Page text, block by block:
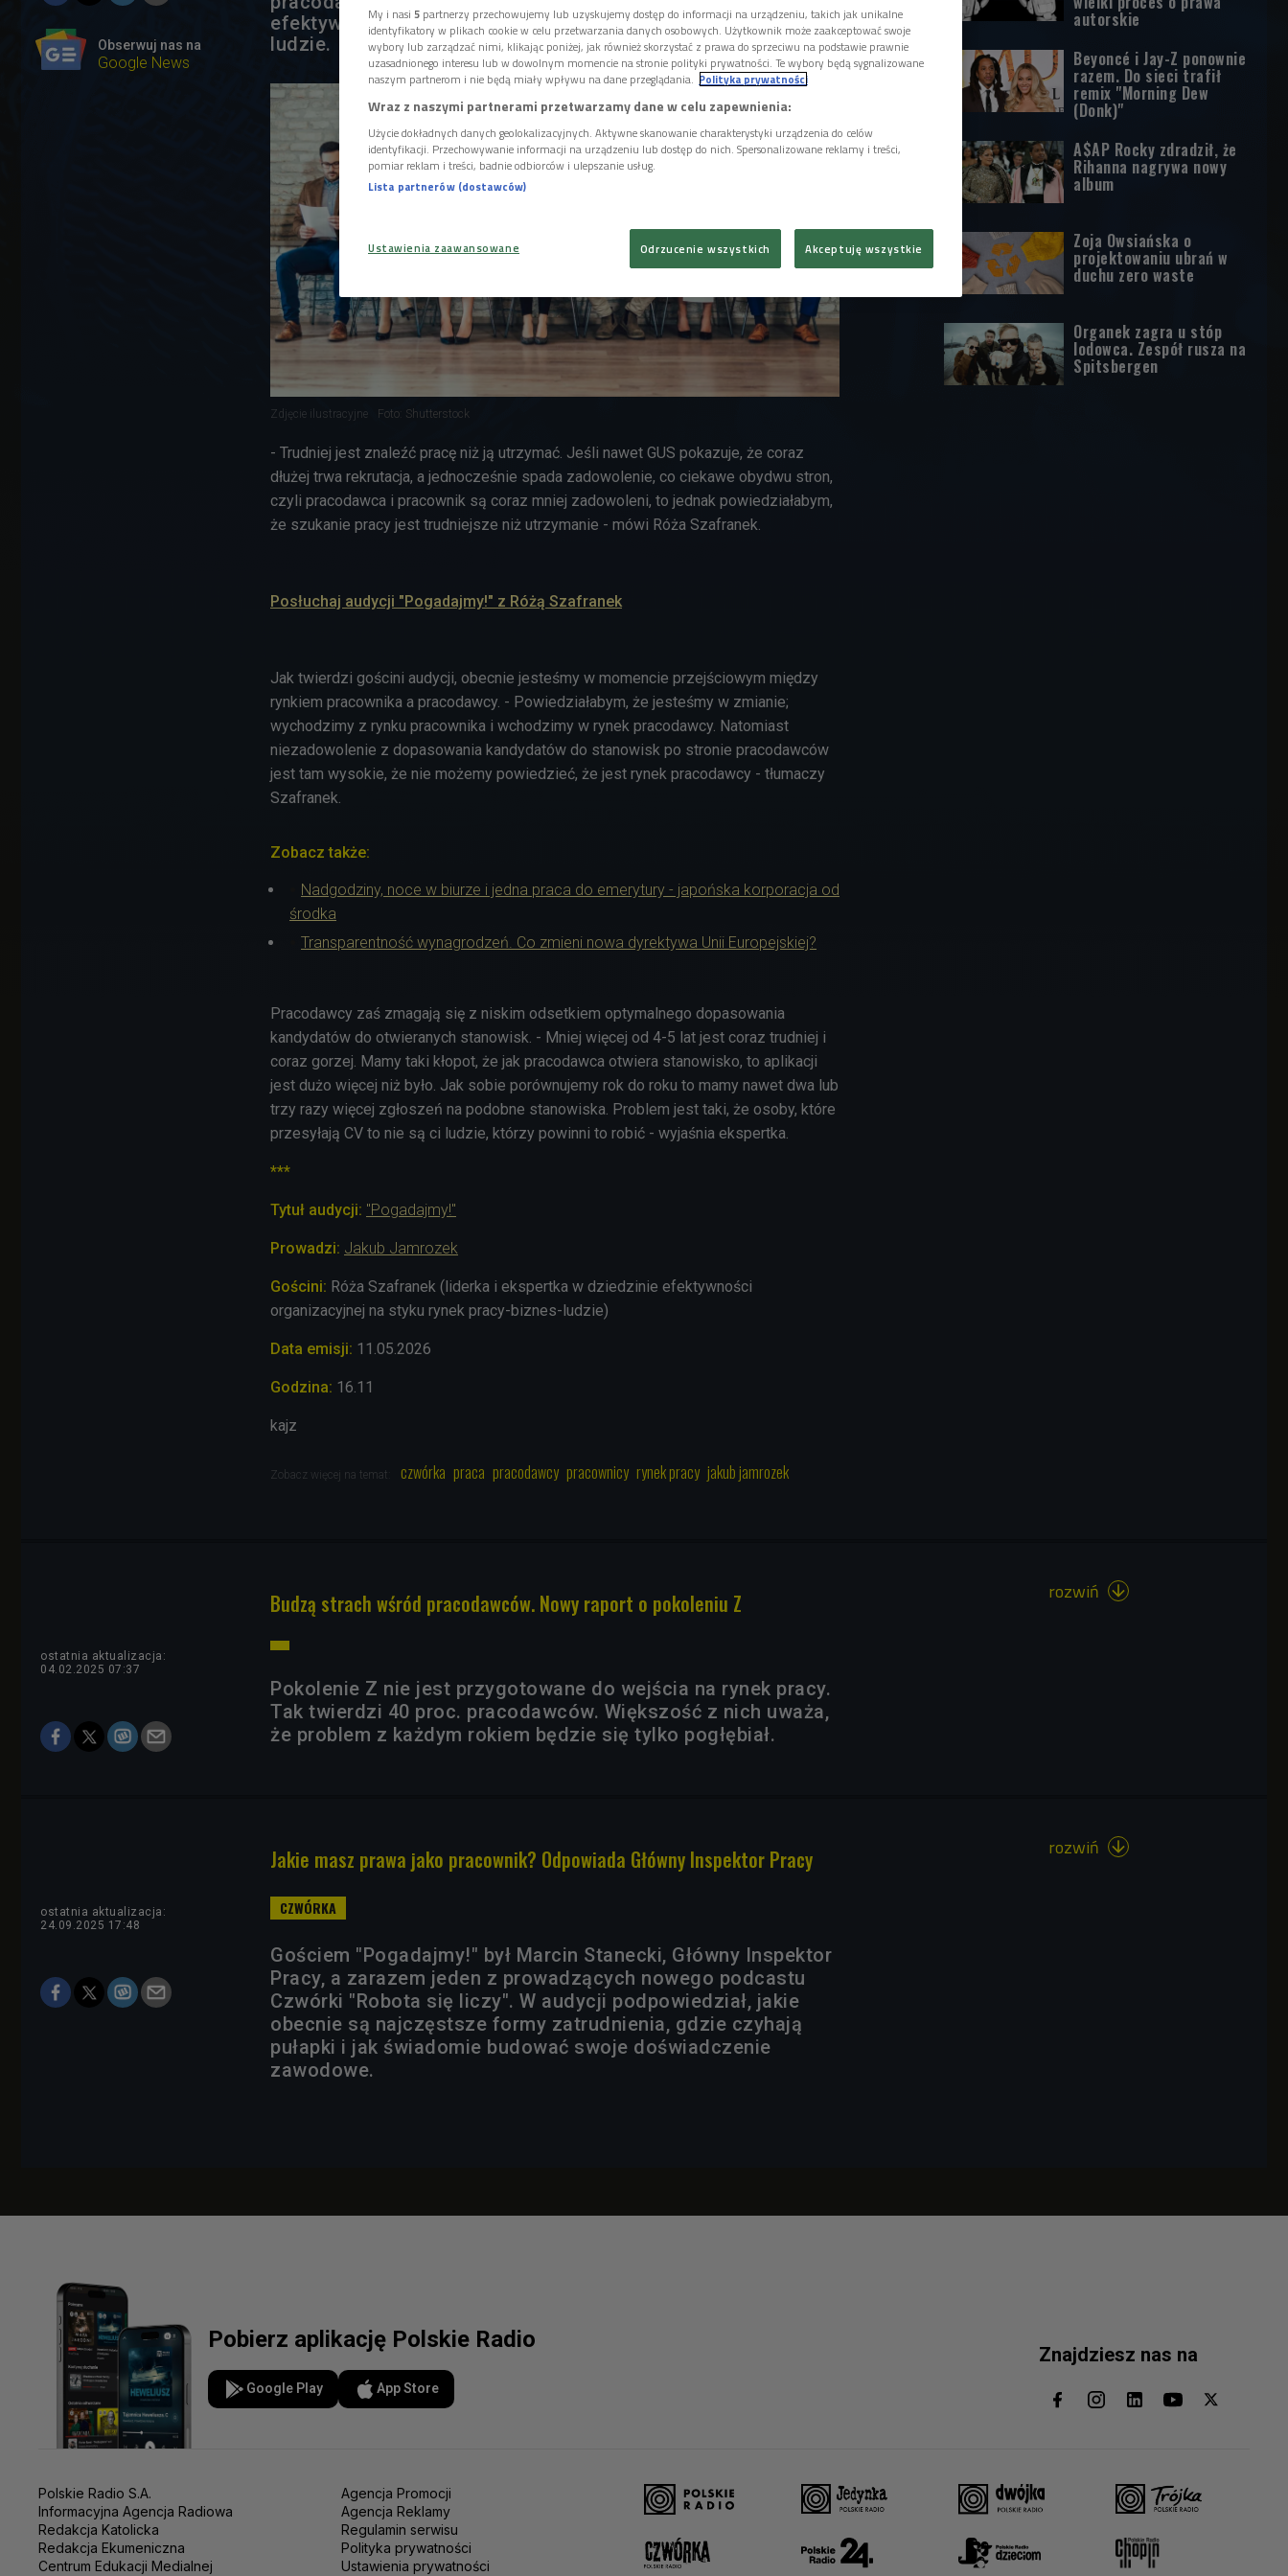
Obserwuj nas na
Google News
efektywności organizacyjnej na styku rynek pracy-biznes-
ludzie.
Zdjęcie ilustracyjne Foto: Shutterstock
- Trudniej jest znaleźć pracę niż ją utrzymać. Jeśli nawet GUS pokazuje, że coraz
dłużej trwa rekrutacja, a jednocześnie spada zadowolenie, co ciekawe obydwu stron,
czyli pracodawca i pracownik są coraz mniej zadowoleni, to jednak powiedziałabym,
że szukanie pracy jest trudniejsze niż utrzymanie - mówi Róża Szafranek.
Posłuchaj audycji "Pogadajmy!" z Różą Szafranek
Jak twierdzi gościni audycji, obecnie jesteśmy w momencie przejściowym między
rynkiem pracownika a pracodawcy. - Powiedziałabym, że jesteśmy w zmianie;
wychodzimy z rynku pracownika i wchodzimy w rynek pracodawcy. Natomiast
niezadowolenie z dopasowania kandydatów do stanowisk po stronie pracodawców
jest tam wysokie, że nie możemy powiedzieć, że jest rynek pracodawcy - tłumaczy
Szafranek.
Zobacz także:
Nadgodziny, noce w biurze i jedna praca do emerytury - japońska korporacja od
środka
Transparentność wynagrodzeń. Co zmieni nowa dyrektywa Unii Europejskiej?
Pracodawcy zaś zmagają się z niskim odsetkiem optymalnego dopasowania
kandydatów do otwieranych stanowisk. - Mniej więcej od 4-5 lat jest coraz trudniej i
coraz gorzej. Mamy taki kłopot, że jak pracodawca otwiera stanowisko, to aplikacji
jest dużo więcej niż było. Jak sobie porównujemy rok do roku to mamy nawet dwa lub
trzy razy więcej zgłoszeń na podobne stanowiska. Problem jest taki, że osoby, które
przesyłają CV to nie są ci ludzie, którzy powinni to robić - wyjaśnia ekspertka.
***
Tytuł audycji: "Pogadajmy!"
Prowadzi: Jakub Jamrozek
Gościni: Róża Szafranek (liderka i ekspertka w dziedzinie efektywności
organizacyjnej na styku rynek pracy-biznes-ludzie)
Data emisji: 11.05.2026
Godzina: 16.11
kajz
Zobacz więcej na temat: czwórka praca pracodawcy pracownicy rynek pracy jakub jamrozek
autorskie
Beyoncé i Jay-Z ponownie
razem. Do sieci trafił
remix "Morning Dew
(Donk)"
A$AP Rocky zdradził, że
Rihanna nagrywa nowy
album
Zoja Owsiańska o
projektowaniu ubrań w
duchu zero waste
Organek zagra u stóp
lodowca. Zespół rusza na
Spitsbergen
Budzą strach wśród pracodawców. Nowy raport o pokoleniu Z
ostatnia aktualizacja:
04.02.2025 07:37
Pokolenie Z nie jest przygotowane do wejścia na rynek pracy.
Tak twierdzi 40 proc. pracodawców. Większość z nich uważa,
że problem z każdym rokiem będzie się tylko pogłębiał.
rozwiń 
Jakie masz prawa jako pracownik? Odpowiada Główny Inspektor Pracy
ostatnia aktualizacja:
24.09.2025 17:48
Gościem "Pogadajmy!" był Marcin Stanecki, Główny Inspektor
Pracy, a zarazem jeden z prowadzących nowego podcastu
Czwórki "Robota się liczy". W audycji podpowiedział, jakie
obecnie są najczęstsze formy zatrudnienia, gdzie czyhają
pułapki i jak świadomie budować swoje doświadczenie
zawodowe.
rozwiń 
Pobierz aplikację Polskie Radio
Google Play App Store
Znajdziesz nas na
Polskie Radio S.A.
Informacyjna Agencja Radiowa
Redakcja Katolicka
Redakcja Ekumeniczna
Centrum Edukacji Medialnej
Agencja Promocji
Agencja Reklamy
Regulamin serwisu
Polityka prywatności
Ustawienia prywatności
My i nasi 5 partnerzy przechowujemy lub uzyskujemy dostęp do informacji na urządzeniu, takich jak unikalne
identyfikatory w plikach cookie w celu przetwarzania danych osobowych. Użytkownik może zaakceptować swoje
wybory lub zarządzać nimi, klikając poniżej, jak również skorzystać z prawa do sprzeciwu na podstawie prawnie
uzasadnionego interesu lub w dowolnym momencie na stronie polityki prywatności. Te wybory będą sygnalizowane
naszym partnerom i nie będą miały wpływu na dane przeglądania. Polityka prywatności
Wraz z naszymi partnerami przetwarzamy dane w celu zapewnienia:
Użycie dokładnych danych geolokalizacyjnych. Aktywne skanowanie charakterystyki urządzenia do celów
identyfikacji. Przechowywanie informacji na urządzeniu lub dostęp do nich. Spersonalizowane reklamy i treści,
pomiar reklam i treści, badnie odbiorców i ulepszanie usług.
Lista partnerów (dostawców)
Ustawienia zaawansowane Odrzucenie wszystkich Akceptuję wszystkie